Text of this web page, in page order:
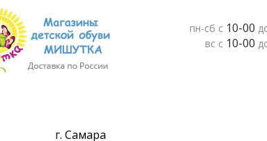
пн-сб с 10-00
вс с 10-00
г. Самара